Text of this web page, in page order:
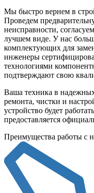
Мы быстро вернем в
Проведем
неисправности,
лучшем виде. У нас
комплектующих для
инженеры
технологиями
подтверждают свою
Ваша техника в
ремонта, чистки и
устройство будет
предоставляется
Преимущества работы с